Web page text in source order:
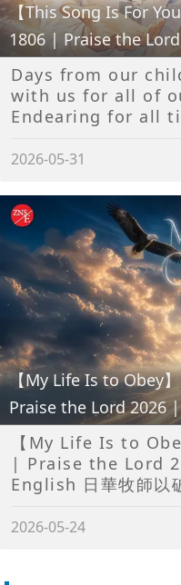
【This Song Is For
1806 | Praise the
English
Days from our
with us for all of
Endearing for all
2026-05-31
【My Life Is to Obey
Praise the Lord 2026
【My Life Is to
| Praise the Lord
English 日華牧師以
2026-05-24